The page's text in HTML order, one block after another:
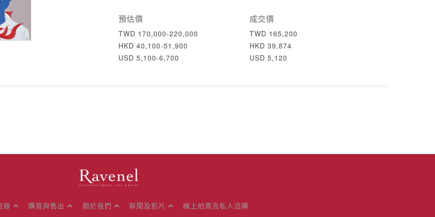
預估價
TWD 170,000-220,000
HKD 40,100-51,900
USD 5,100-6,700
成交價
TWD 165,200
HKD 39,874
USD 5,120
錄 購買與售出 關於我們 新聞及影片 線上拍賣及私人洽購